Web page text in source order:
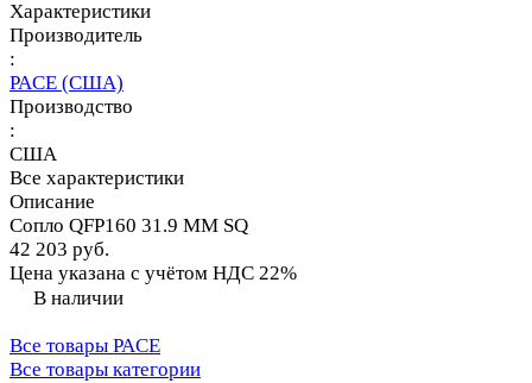
Характеристики
Производитель
:
PACE (США)
Производство
:
США
Все характеристики
Описание
Сопло QFP160 31.9 MM SQ
42 203 руб.
Цена указана с учётом НДС 22%
В наличии
Все товары PACE
Все товары категории